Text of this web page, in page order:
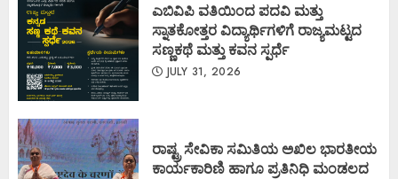
ಎಬಿವಿಪಿ ವತಿಯಿಂದ ಪದವಿ ಮತ್ತು
ಸ್ನಾತಕೋತ್ತರ ವಿದ್ಯಾರ್ಥಿಗಳಿಗೆ ರಾಜ್ಯಮಟ್ಟದ
ಸಣ್ಣಕಥೆ ಮತ್ತು ಕವನ ಸ್ಪರ್ಧೆ
JULY 31, 2026
ರಾಷ್ಟ್ರ ಸೇವಿಕಾ ಸಮಿತಿಯ ಅಖಿಲ ಭಾರತೀಯ
ಕಾರ್ಯಕಾರಿಣಿ ಹಾಗೂ ಪ್ರತಿನಿಧಿ ಮಂಡಲದ